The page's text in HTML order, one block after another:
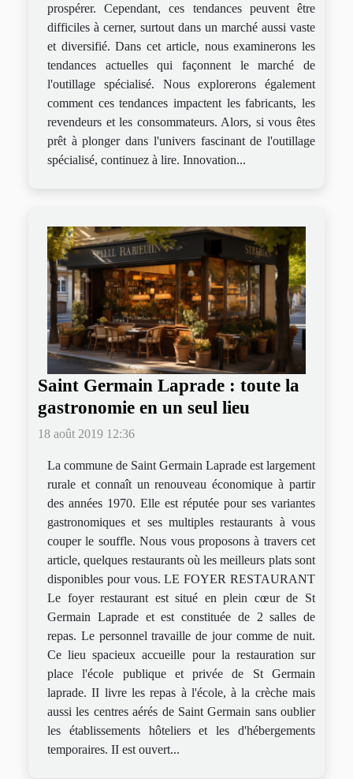
prospérer. Cependant, ces tendances peuvent être
difficiles à cerner, surtout dans un marché aussi vaste
et diversifié. Dans cet article, nous examinerons les
tendances actuelles qui façonnent le marché de
l'outillage spécialisé. Nous explorerons également
comment ces tendances impactent les fabricants, les
revendeurs et les consommateurs. Alors, si vous êtes
prêt à plonger dans l'univers fascinant de l'outillage
spécialisé, continuez à lire. Innovation...
Saint Germain Laprade : toute la
gastronomie en un seul lieu
18 août 2019 12:36
La commune de Saint Germain Laprade est largement
rurale et connaît un renouveau économique à partir
des années 1970. Elle est réputée pour ses variantes
gastronomiques et ses multiples restaurants à vous
couper le souffle. Nous vous proposons à travers cet
article, quelques restaurants où les meilleurs plats sont
disponibles pour vous. LE FOYER RESTAURANT
Le foyer restaurant est situé en plein cœur de St
Germain Laprade et est constituée de 2 salles de
repas. Le personnel travaille de jour comme de nuit.
Ce lieu spacieux accueille pour la restauration sur
place l'école publique et privée de St Germain
laprade. II livre les repas à l'école, à la crèche mais
aussi les centres aérés de Saint Germain sans oublier
les établissements hôteliers et les d'hébergements
temporaires. II est ouvert...